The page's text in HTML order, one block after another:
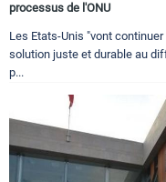
processus de l'ONU
Les Etats-Unis "vont
solution juste et durable au
p...